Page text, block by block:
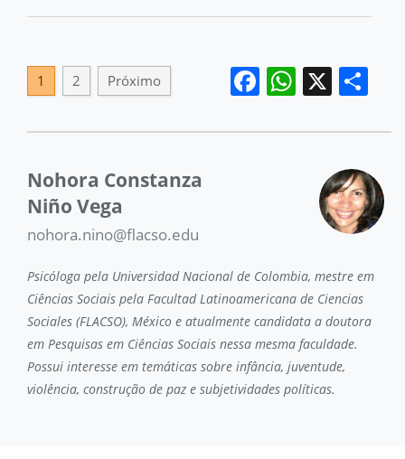
Facebook
X
1 2 Próximo
Nohora Constanza
Niño Vega
nohora.nino@flacso.edu
Psicóloga pela Universidad Nacional de Colombia, mestre em
Ciências Sociais pela Facultad Latinoamericana de Ciencias
Sociales (FLACSO), México e atualmente candidata a doutora
em Pesquisas em Ciências Sociais nessa mesma faculdade.
Possui interesse em temáticas sobre infância, juventude,
violência, construção de paz e subjetividades políticas.